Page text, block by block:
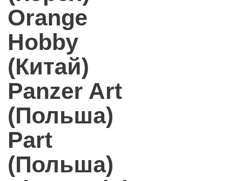
Orange
Hobby
(Китай)
Panzer Art
(Польша)
Part
(Польша)